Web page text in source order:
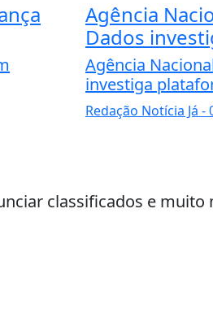
Agência
Dados
Agência
investiga
Redação Notícia Já -
classificados e muito